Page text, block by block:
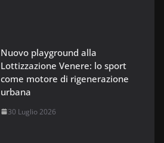
Nuovo playground alla
Lottizzazione Venere: lo sport
come motore di rigenerazione
urbana
30 Luglio 2026